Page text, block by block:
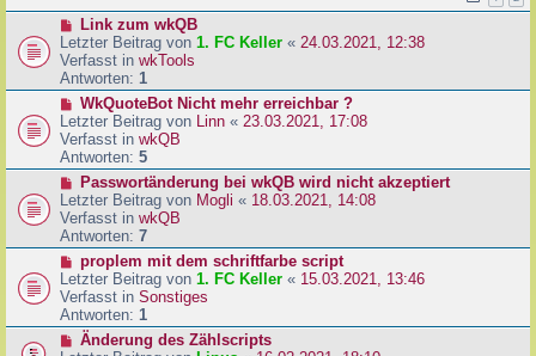
a
g
r
B
e
i
t
a
g
N
e
u
e
r
B
e
i
t
a
g
Link zum wkQB
Letzter Beitrag von 1. FC Keller « 24.03.2021, 12:38
Verfasst in wkTools
Antworten: 1
N
e
u
e
r
B
e
i
t
a
g
WkQuoteBot Nicht mehr erreichbar ?
Letzter Beitrag von Linn « 23.03.2021, 17:08
Verfasst in wkQB
Antworten: 5
N
e
u
e
r
B
e
i
t
Passwortänderung bei wkQB wird nicht akzeptiert
Letzter Beitrag von Mogli « 18.03.2021, 14:08
Verfasst in wkQB
Antworten: 7
N
e
u
e
r
B
proplem mit dem schriftfarbe script
Letzter Beitrag von 1. FC Keller « 15.03.2021, 13:46
Verfasst in Sonstiges
Antworten: 1
N
Änderung des Zählscripts